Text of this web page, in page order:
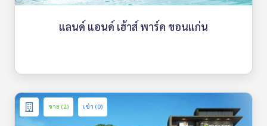
แลนด์ แอนด์ เฮ้าส์ พาร์ค ขอนแก่น
ขาย (2) เช่า (0)